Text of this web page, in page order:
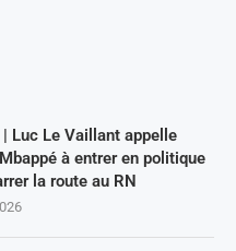
| Luc Le Vaillant appelle
à entrer en politique
la route au RN